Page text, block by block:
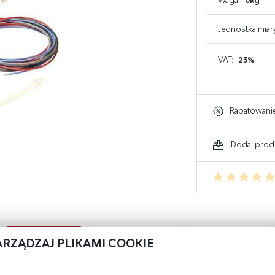
GAŚNICE DO ELEKTRONIKI
GAŚNICE DO WARSZTATU
Jednostka
VAT: 23%
Dodaj
PLIKAMI COOKIE